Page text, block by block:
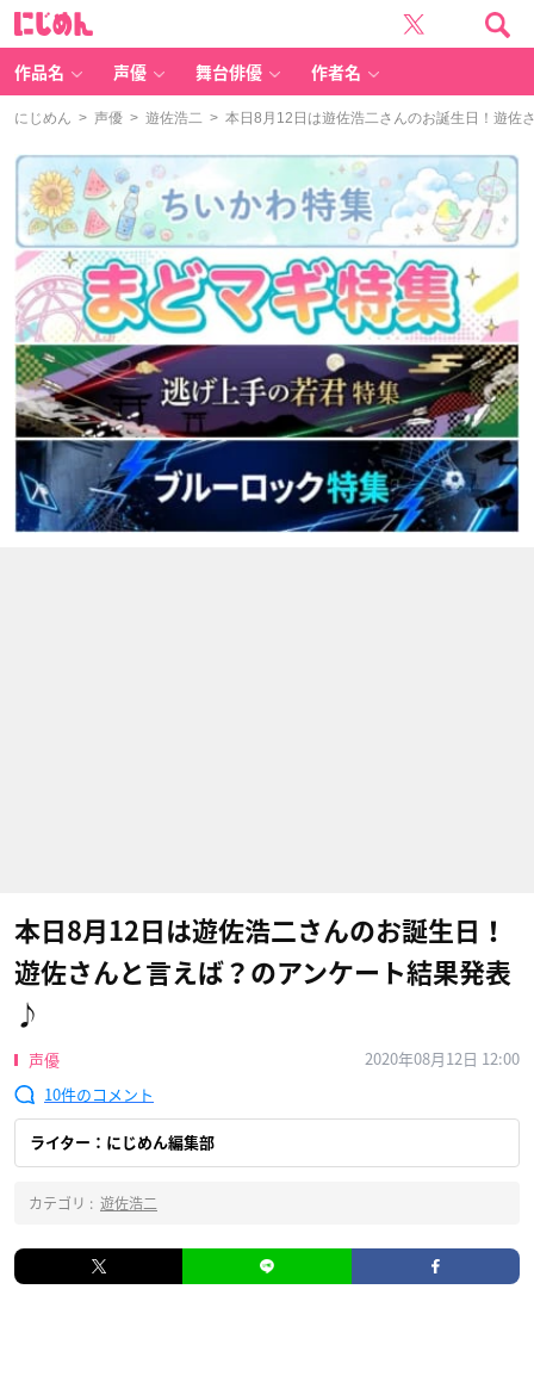
作品名 声優 舞台俳優 作者名
にじめん > 声優 > 遊佐浩二 > 本日8月12日は遊佐浩二さんのお誕生日！遊佐
本日8月12日は遊佐浩二さんのお誕生日！
遊佐さんと言えば？のアンケート結果発表
♪
声優
2020年08月12日 12:00
10
ライター：にじめん編集部
カテゴリ : 遊佐浩二